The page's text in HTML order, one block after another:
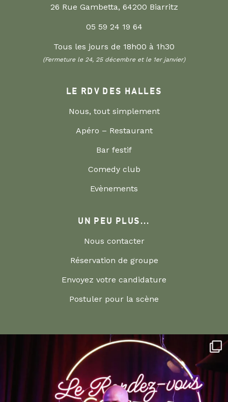
26 Rue Gambetta, 64200 Biarritz
05 59 24 19 64
Tous les jours de 18h00 à 1h30
(Fermeture le 24, 25 décembre et le 1er janvier)
LE RDV DES HALLES
Nous, tout simplement
Apéro – Restaurant
Bar festif
Comedy club
Evènements
UN PEU PLUS...
Nous contacter
Réservation de groupe
Envoyez votre candidature
Postuler pour la scène